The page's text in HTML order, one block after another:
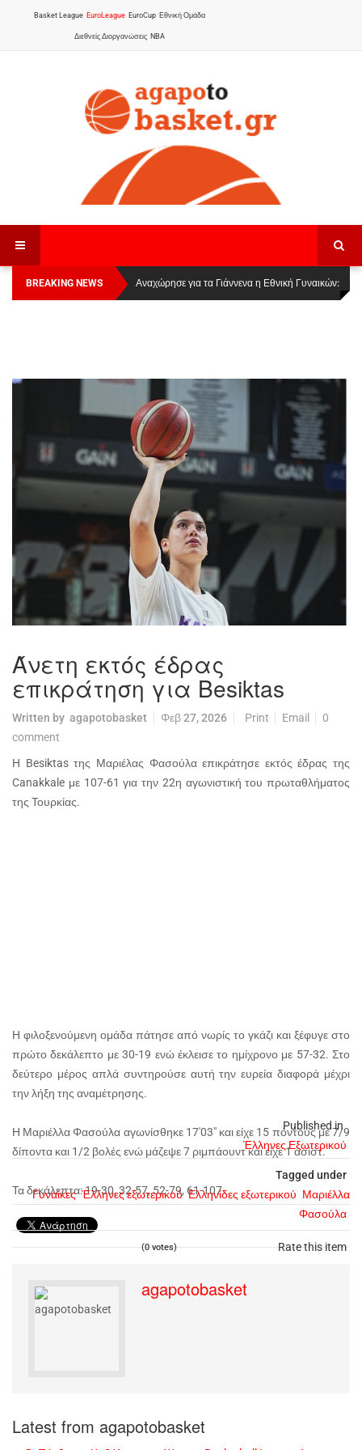
Basket League EuroLeague EuroCup Εθνική Ομάδα
Διεθνείς Διοργανώσεις NBA
BREAKING NEWS
Οι Πάνθηρες Καβάλας στην Women Basketball
League 1
Αναχώρησε για τα Γιάννενα η Εθνική Γυναικών:
Άνετη εκτός έδρας
επικράτηση για Besiktas
Written by agapotobasket Φεβ 27, 2026 Print Email
0
comment
Published in
Έλληνες Εξωτερικού
Tagged under
Γυναίκες Έλληνες εξωτερικού Ελληνίδες εξωτερικού Μαριέλλα
Φασούλα
Rate this item
(0 votes)
Η Besiktas της Μαριέλας Φασούλα επικράτησε εκτός έδρας της
Canakkale με 107-61 για την 22η αγωνιστική του πρωταθλήματος
της Τουρκίας.
Η φιλοξενούμενη ομάδα πάτησε από νωρίς το γκάζι και ξέφυγε στο
πρώτο δεκάλεπτο με 30-19 ενώ έκλεισε το ημίχρονο με 57-32. Στο
δεύτερο μέρος απλά συντηρούσε αυτή την ευρεία διαφορά μέχρι
την λήξη της αναμέτρησης.
Η Μαριέλλα Φασούλα αγωνίσθηκε 17'03" και είχε 15 πόντους με 7/9
δίποντα και 1/2 βολές ενώ μάζεψε 7 ριμπάουντ και είχε 1 ασίστ.
Τα δεκάλεπτα: 19-30, 32-57, 52-79, 61-107.
agapotobasket
Latest from agapotobasket